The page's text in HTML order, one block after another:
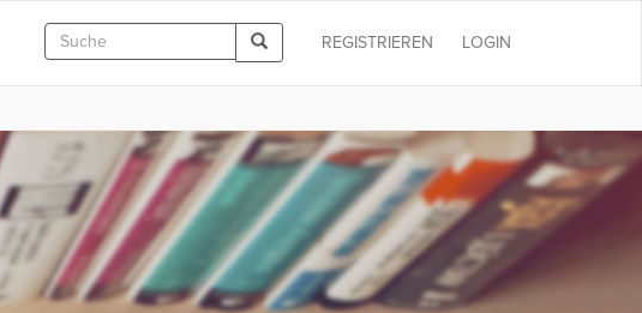
LOGIN
REGISTRIEREN